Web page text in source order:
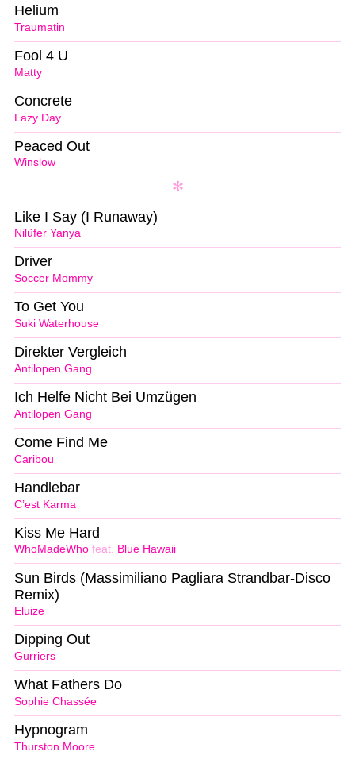
Traumatin
Helium
Matty
Fool 4 U
Lazy Day
Concrete
Winslow
Peaced Out
Nilüfer Yanya
Like I Say (I Runaway)
Soccer Mommy
Driver
Suki Waterhouse
To Get You
Antilopen Gang
Direkter Vergleich
Antilopen Gang
Ich Helfe Nicht Bei Umzügen
Caribou
Come Find Me
C’est Karma
Handlebar
WhoMadeWho feat. Blue Hawaii
Kiss Me Hard
Eluize
Sun Birds (Massimiliano Pagliara Strandbar-Disco
Remix)
Gurriers
Dipping Out
Sophie Chassée
What Fathers Do
Thurston Moore
Hypnogram